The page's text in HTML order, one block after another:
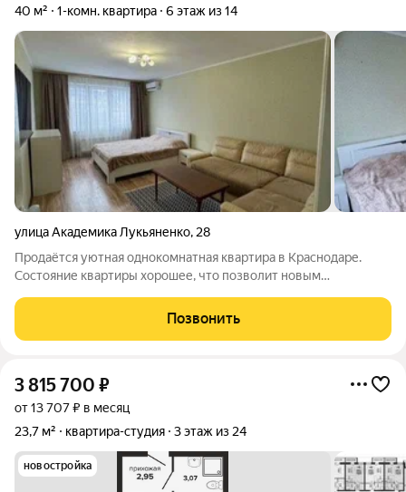
40 м² 1-комн. квартира 6 этаж из 14
улица Академика Лукьяненко, 28
Продаётся уютная однокомнатная квартира в Краснодаре.
Состояние квартиры хорошее, что позволит новым
В квартире есть балкон, где можно обустроить зону отдыха
или хранения. Для удобства жильцов
Позвонить
3 815 700 ₽
от 13 707 ₽ в месяц
23,7 м²
квартира-студия 3 этаж из 24
новостройка